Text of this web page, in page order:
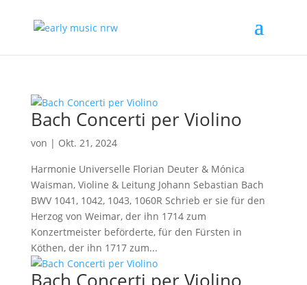
Bach Concerti per Violino
von | Okt. 21, 2024
Harmonie Universelle Florian Deuter & Mónica
Waisman, Violine & Leitung Johann Sebastian Bach
BWV 1041, 1042, 1043, 1060R Schrieb er sie für den
Herzog von Weimar, der ihn 1714 zum
Konzertmeister beförderte, für den Fürsten in
Köthen, der ihn 1717 zum...